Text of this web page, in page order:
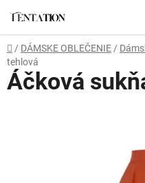
obsah
Domov
/ DÁMSKE OBLEČENIE /
tehlová
Áčková